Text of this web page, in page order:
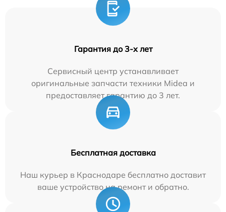
Гарантия до 3-х лет
Сервисный центр устанавливает
оригинальные запчасти техники Midea и
предоставляет гарантию до 3 лет.
Бесплатная доставка
Наш курьер в Краснодаре бесплатно доставит
ваше устройство на ремонт и обратно.